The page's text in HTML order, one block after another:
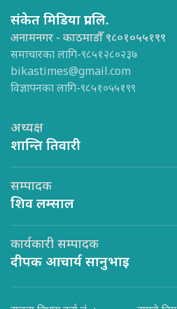
संकेत मिडिया प्रा.लि.
अनामनगर - काठमाडौँ ९८०१०५५१९९
समाचारका लागि-९८५१२८०२३७
bikastimes@gmail.com
विज्ञापनका लागि-९८५१०५५१९९
अध्यक्ष
शान्ति तिवारी
सम्पादक
शिव लम्साल
कार्यकारी सम्पादक
दीपक आचार्य सानुभाइ